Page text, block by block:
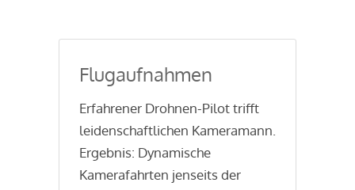
Flugaufnahmen
Erfahrener Drohnen-Pilot trifft
leidenschaftlichen Kameramann.
Ergebnis: Dynamische
Kamerafahrten jenseits der